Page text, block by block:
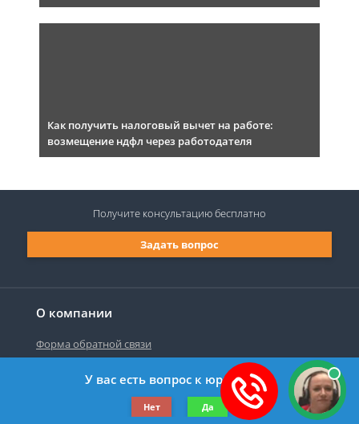
Как получить налоговый вычет на работе:
возмещение ндфл через работодателя
О компании
Форма обратной связи
©2019-2026 Все права защищены.
Задать вопрос
Получите консультациюбесплатно
У вас есть вопрос к юристу?
Нет Да